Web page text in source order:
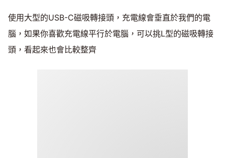
使用大型的USB-C磁吸轉接頭，充電線會垂直於我們的電
腦，如果你喜歡充電線平行於電腦，可以挑L型的磁吸轉接
頭，看起來也會比較整齊